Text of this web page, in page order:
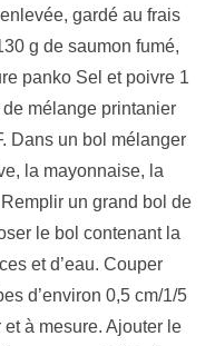
gardé au frais
g de saumon fumé,
panko Sel et poivre 1
mélange printanier
Dans un bol mélanger
la mayonnaise, la
un grand bol de
le bol contenant la
et d’eau. Couper
d’environ 0,5 cm/1/5
à mesure. Ajouter le